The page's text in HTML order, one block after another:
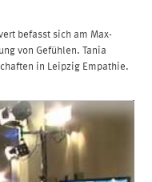
befasst sich am Max-
von Gefühlen. Tania
in Leipzig Empathie.